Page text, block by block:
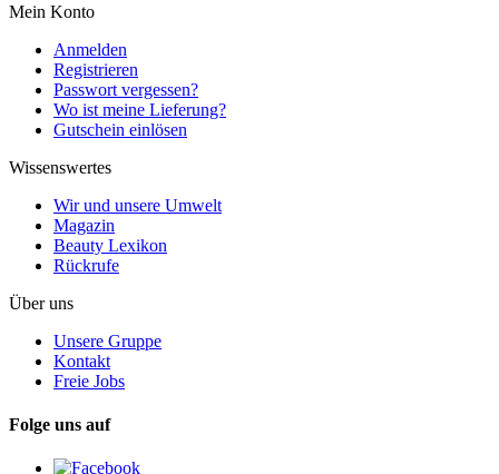
Mein Konto
Anmelden
Registrieren
Passwort vergessen?
Wo ist meine Lieferung?
Gutschein einlösen
Wissenswertes
Wir und unsere Umwelt
Magazin
Beauty Lexikon
Rückrufe
Über uns
Unsere Gruppe
Kontakt
Freie Jobs
Folge uns auf